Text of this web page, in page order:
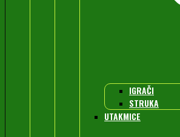
IGRAČI
STRUKA
UTAKMICE